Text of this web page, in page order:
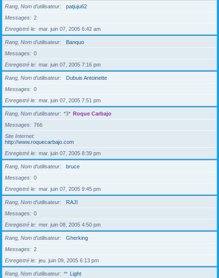
Rang, Nom d’utilisateur
patjuju62
Messages
2
Enregistré le
mar. juin 07, 2005 6:42 am
Rang, Nom d’utilisateur
Banquo
Messages
0
Enregistré le
mar. juin 07, 2005 7:16 pm
Rang, Nom d’utilisateur
Dubuis Antoinette
Messages
0
Enregistré le
mar. juin 07, 2005 7:51 pm
Rang, Nom d’utilisateur *3* Roque Carbajo
Messages
766
Site Internet
http://www.roquecarbajo.com
Enregistré le
mar. juin 07, 2005 8:39 pm
Rang, Nom d’utilisateur
bruce
Messages
0
Enregistré le
mar. juin 07, 2005 9:45 pm
Rang, Nom d’utilisateur
RAJI
Messages
0
Enregistré le
mer. juin 08, 2005 4:50 pm
Rang, Nom d’utilisateur
Gherking
Messages
2
Enregistré le
jeu. juin 09, 2005 6:13 pm
Rang, Nom d’utilisateur ** Light